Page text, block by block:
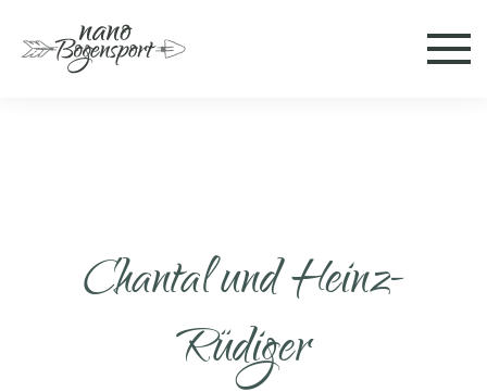
Skip to main content
Chantal und Heinz-
Rüdiger